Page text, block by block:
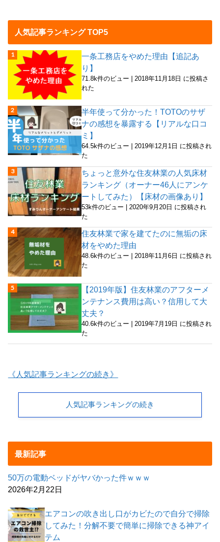
人気記事ランキング TOP5
一条工務店をやめた理由【追記あ
り】
71.8k件のビュー |2018年11月18日 に投稿さ
れた
半年使って分かった！TOTOのサザ
ナの感想を暴露する【リアルな口コ
ミ】
64.5k件のビュー |2019年12月1日 に投稿され
た
ちょっと意外な住友林業の人気床材
ランキング（オーナー46人にアンケ
ートしてみた）【床材の画像あり】
53k件のビュー
2020年9月20日 に投稿され
た
住友林業で家を建てたのに無垢の床
材をやめた理由
48.6k件のビュー |2018年11月6日 に投稿され
た
【2019年版】住友林業のアフターメ
ンテナンス費用は高い？信用して大
丈夫？
40.6k件のビュー | 2019年7月19日 に投稿され
た
《人気記事ランキングの続き》
人気記事ランキングの続き
最新記事
50万の電動ベッドがヤバかった件ｗｗｗ
2026年2月22日
エアコンの吹き出し口がカビたので自分で掃除
してみた！分解不要で簡単に掃除できる神アイ
テム